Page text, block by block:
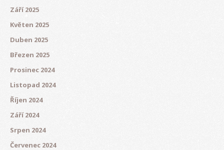
Září 2025
Květen 2025
Duben 2025
Březen 2025
Prosinec 2024
Listopad 2024
Říjen 2024
Září 2024
Srpen 2024
Červenec 2024